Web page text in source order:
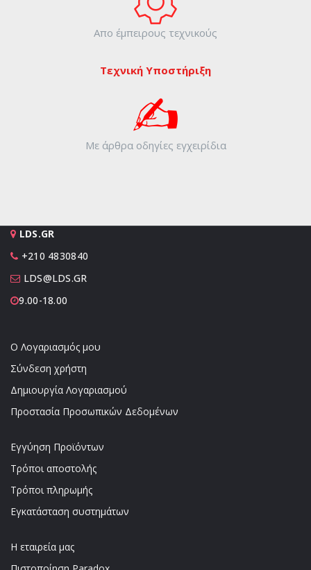
Απο έμπειρους τεχνικούς
Τεχνική Υποστήριξη
Με άρθρα οδηγίες εγχειρίδια
LDS.GR
+210 4830840
LDS@LDS.GR
9.00-18.00
Ο Λογαριασμός μου
Σύνδεση χρήστη
Δημιουργία Λογαριασμού
Προστασία Προσωπικών Δεδομένων
Εγγύηση Προϊόντων
Τρόποι αποστολής
Τρόποι πληρωμής
Εγκατάσταση συστημάτων
Η εταιρεία μας